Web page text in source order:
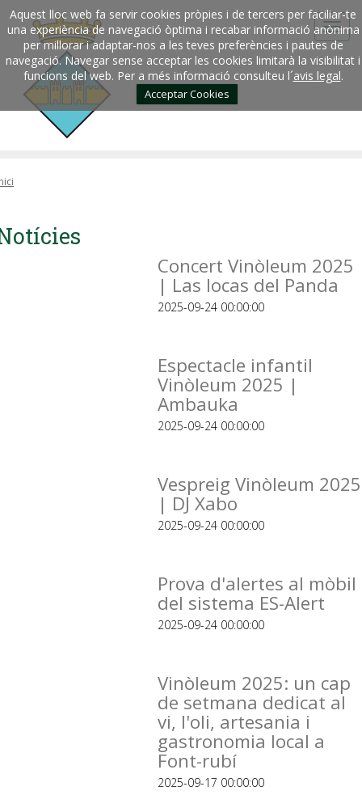
Aquest lloc web fa servir cookies pròpies i de tercers per faciliar-te
una experiència de navegació òptima i recabar informació anònima
per millorar i adaptar-nos a les teves preferències i pautes de
navegació. Navegar sense acceptar les cookies limitarà la visibilitat i
funcions del web. Per a més informació consulteu l´avis legal.
Acceptar Cookies
Concert Vinòleum 2025
| Las locas del Panda
2025-09-24 00:00:00
Espectacle infantil
Vinòleum 2025 |
Ambauka
2025-09-24 00:00:00
Vespreig Vinòleum 2025
| DJ Xabo
2025-09-24 00:00:00
Prova d'alertes al mòbil
del sistema ES-Alert
2025-09-24 00:00:00
Vinòleum 2025: un cap
de setmana dedicat al
vi, l'oli, artesania i
gastronomia local a
Font-rubí
2025-09-17 00:00:00